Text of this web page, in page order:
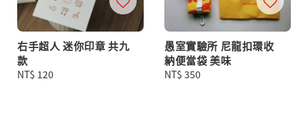
右手超人 迷你印章 共九
款
Regular
NT$ 120
愚室實驗所 尼龍扣環收
納便當袋 美味
Regular
NT$ 350